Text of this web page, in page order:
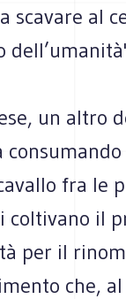
scavare al
un altro
fra le
coltivano il
per il
che,